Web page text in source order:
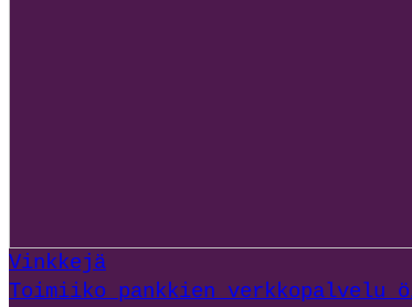
Vinkkejä
Toimiiko pankkien verkkopalvelu